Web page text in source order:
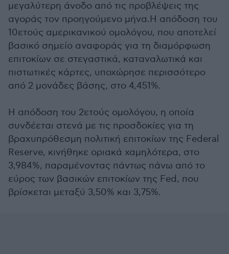
μεγαλύτερη άνοδο από τις προβλέψεις της
αγοράς τον προηγούμενο μήνα.Η απόδοση του
10ετούς αμερικανικού ομολόγου, που αποτελεί
βασικό σημείο αναφοράς για τη διαμόρφωση
επιτοκίων σε στεγαστικά, καταναλωτικά και
πιστωτικές κάρτες, υποχώρησε περισσότερο
από 2 μονάδες βάσης, στο 4,451%.
Η απόδοση του 2ετούς ομολόγου, η οποία
συνδέεται στενά με τις προσδοκίες για τη
βραχυπρόθεσμη πολιτική επιτοκίων της Federal
Reserve, κινήθηκε οριακά χαμηλότερα, στο
3,984%, παραμένοντας πάντως πάνω από το
εύρος των βασικών επιτοκίων της Fed, που
βρίσκεται μεταξύ 3,50% και 3,75%.